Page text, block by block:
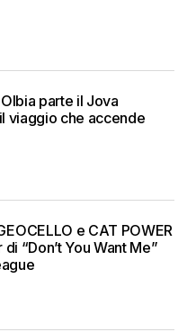
parte il Jova
viaggio che accende
e CAT POWER
“Don’t You Want Me”